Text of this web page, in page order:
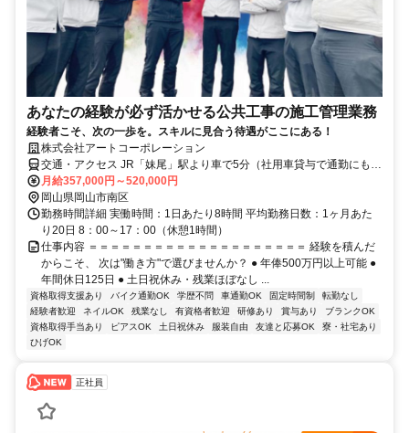
あなたの経験が必ず活かせる公共工事の施工管理業務
経験者こそ、次の一歩を。スキルに見合う待遇がここにある！
株式会社アートコーポレーション
交通・アクセス JR「妹尾」駅より車で5分（社用車貸与で通勤にも利
用可）
月給357,000円～520,000円
岡山県岡山市南区
勤務時間詳細 実働時間：1日あたり8時間 平均勤務日数：1ヶ月あた
り20日 8：00～17：00（休憩1時間）
仕事内容 ＝＝＝＝＝＝＝＝＝＝＝＝＝＝＝＝＝＝＝＝ 経験を積んだ
からこそ、 次は"働き方"で選びませんか？ ● 年俸500万円以上可能 ●
年間休日125日 ● 土日祝休み・残業ほぼなし ...
資格取得支援あり バイク通勤OK 学歴不問 車通勤OK 固定時間制
転勤なし
経験者歓迎
ネイルOK 残業なし 有資格者歓迎 研修あり 賞与あり
ブランクOK
資格取得手当あり
ピアスOK 土日祝休み 服装自由 友達と応募OK
寮・社宅あり
ひげOK
正社員